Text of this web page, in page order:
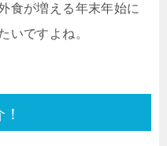
食が増える年末年始に
いですよね。